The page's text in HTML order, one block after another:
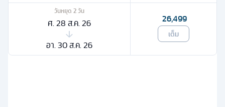
วันหยุด 2วัน
ศ. 28 ส.ค. 26
อา. 30 ส.ค. 26
26,499
เต็ม